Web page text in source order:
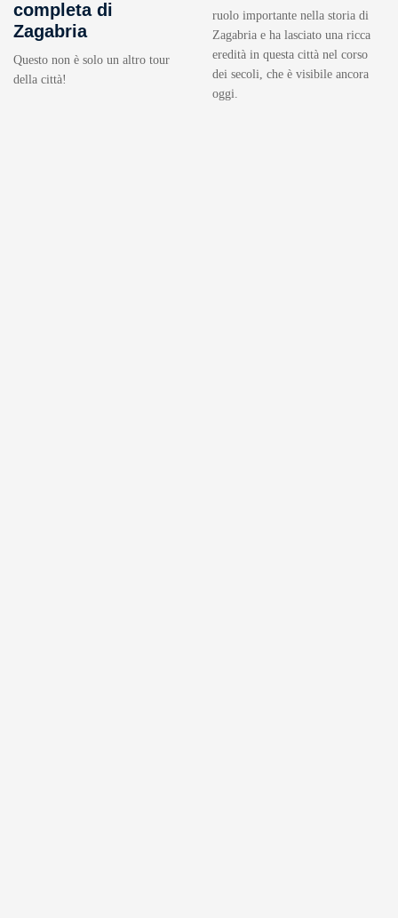
completa di
Zagabria
Questo non è solo un altro tour
della città!
ruolo importante nella storia di
Zagabria e ha lasciato una ricca
eredità in questa città nel corso
dei secoli, che è visibile ancora
oggi.